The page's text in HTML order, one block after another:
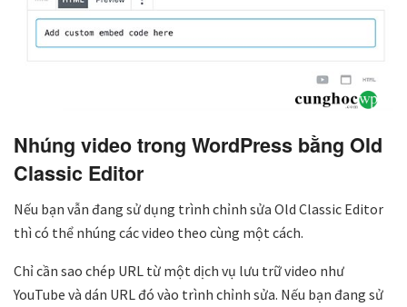
Nhúng video trong WordPress bằng Old
Classic Editor
Nếu bạn vẫn đang sử dụng trình chỉnh sửa Old Classic Editor
thì có thể nhúng các video theo cùng một cách.
Chỉ cần sao chép URL từ một dịch vụ lưu trữ video như
YouTube và dán URL đó vào trình chỉnh sửa. Nếu bạn đang sử